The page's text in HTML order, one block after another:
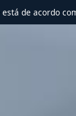
de acordo